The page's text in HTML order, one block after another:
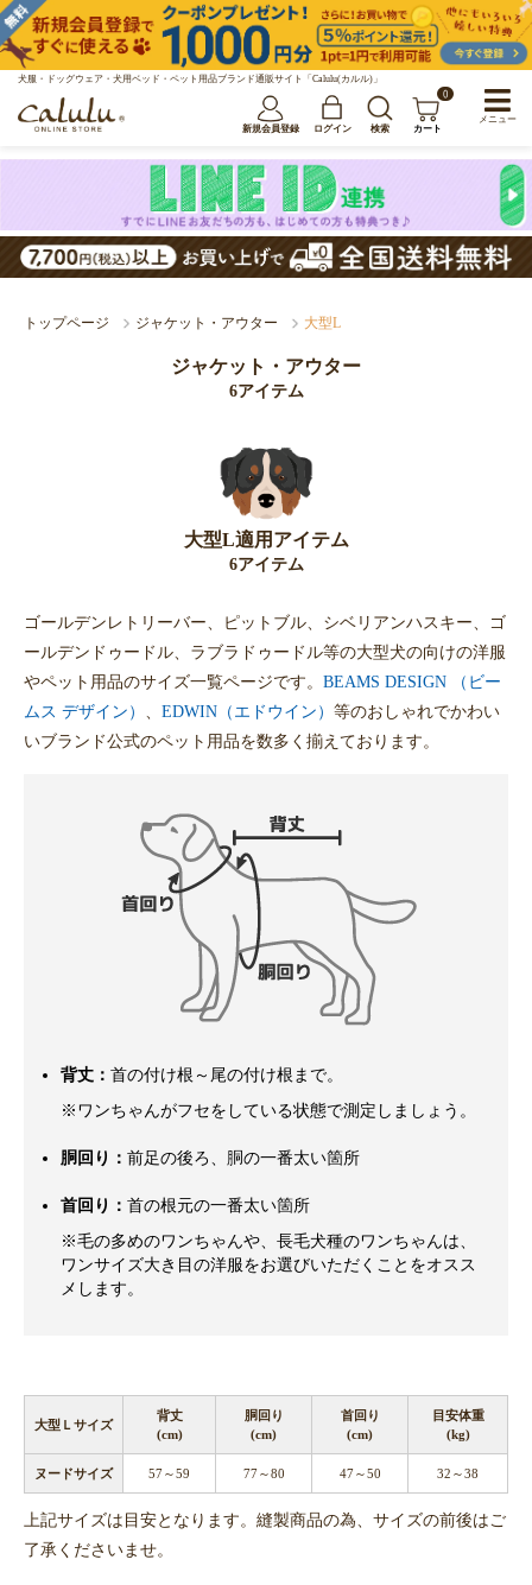
犬服・ドッグウェア・犬用ベッド・ペット用品ブランド通販サイト「Calulu(カルル)」
新規会員登録 ログイン 検索
0
カート
トップページ ジャケット・アウター 大型L
ジャケット・アウター
6アイテム
大型L適用アイテム
6アイテム
ゴールデンレトリーバー、ピットブル、シベリアンハスキー、ゴ
ールデンドゥードル、ラブラドゥードル等の大型犬の向けの洋服
やペット用品のサイズ一覧ページです。 BEAMS DESIGN （ビー
ムス デザイン） 、 EDWIN（エドウイン） 等のおしゃれでかわい
いブランド公式のペット用品を数多く揃えております。
背丈： 首の付け根～尾の付け根まで。
※ワンちゃんがフセをしている状態で測定しましょう。
胴回り： 前足の後ろ、胴の一番太い箇所
首回り： 首の根元の一番太い箇所
※毛の多めのワンちゃんや、長毛犬種のワンちゃんは、
ワンサイズ大き目の洋服をお選びいただくことをオスス
メします。
大型Ｌサイズ
背丈
(cm)
胴回り
(cm)
首回り
(cm)
目安体重
(kg)
ヌードサイズ 57～59 77～80 47～50 32～38
上記サイズは目安となります。縫製商品の為、サイズの前後はご
了承くださいませ。
メニュー